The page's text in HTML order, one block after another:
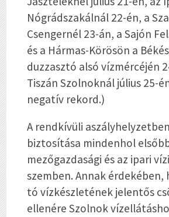
Nógrádszakálnál 22-én, a
Csengernél 23-án, a Sajón
és a Hármas-Körösön a
duzzasztó alsó vízmércéjén
Tiszán Szolnoknál július 25-
negatív rekord.)
A rendkívüli
biztosítása mindenhol
mezőgazdasági és az ipari
szemben. Annak érdekében,
tó vízkészletének jelentős
ellenére Szolnok